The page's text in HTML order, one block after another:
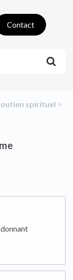
Contact
spirituel ​ > ​